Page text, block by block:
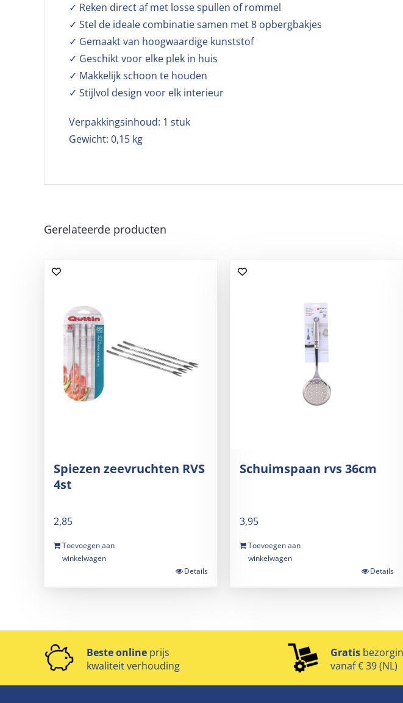
✓ Reken direct af met losse spullen of rommel
✓ Stel de ideale combinatie samen met 8 opbergbakjes
✓ Gemaakt van hoogwaardige kunststof
✓ Geschikt voor elke plek in huis
✓ Makkelijk schoon te houden
✓ Stijlvol design voor elk interieur
Verpakkingsinhoud: 1 stuk
Gewicht: 0,15 kg
Gerelateerde producten
Spiezen zeevruchten RVS
4st
2,85
Toevoegen aan
winkelwagen
Details
Schuimspaan rvs 36cm
3,95
Toevoegen aan
winkelwagen
Details
Beste online prijs
kwaliteit verhouding
Gratis
vanaf € 39 (NL)